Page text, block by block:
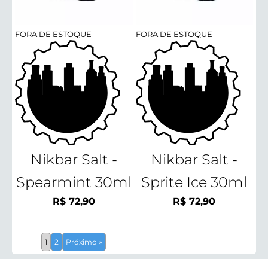
FORA DE ESTOQUE
Nikbar Salt -
Spearmint 30ml
R$72,90
FORA DE ESTOQUE
Nikbar Salt -
Sprite Ice 30ml
R$ 72,90
1 2 Próximo »